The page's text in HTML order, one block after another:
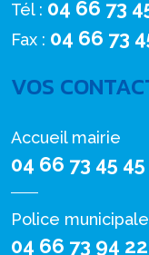
Tél : 04 66 73
Fax : 04 66 73
VOS
Accueil mairie
04 66 73 45 45
Police municipale
04 66 73 94 22